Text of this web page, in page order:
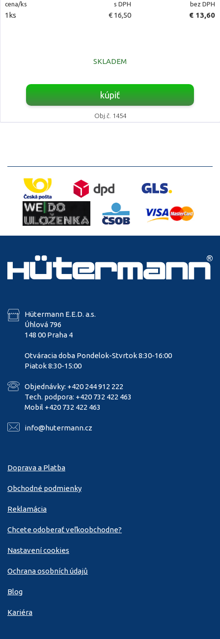
cena/ks s DPH bez DPH
1ks € 16,50 € 13,60
SKLADEM
kúpiť
Obj.č. 1454
Hütermann E.E.D. a.s.
Úhlová 796
148 00 Praha 4
Otváracia doba Pondelok-Stvrtok 8:30-16:00
Piatok 8:30-15:00
Objednávky: +420 244 912 222
Tech. podpora: +420 732 422 463
Mobil +420 732 422 463
info@hutermann.cz
Doprava a Platba
Obchodné podmienky
Reklamácia
Chcete odoberať veľkoobchodne?
Nastavení cookies
Ochrana osobních údajů
Blog
Kariéra